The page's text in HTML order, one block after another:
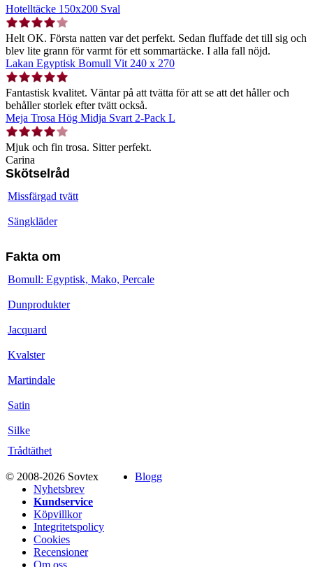
Hotelltäcke 150x200 Sval
Helt OK. Första natten var det perfekt. Sedan fluffade det till sig och
blev lite grann för varmt för ett sommartäcke. I alla fall nöjd.
Lakan Egyptisk Bomull Vit 240 x 270
Fantastisk kvalitet. Väntar på att tvätta för att se att det håller och
behåller storlek efter tvätt också.
Meja Trosa Hög Midja Svart 2-Pack L
Mjuk och fin trosa. Sitter perfekt.
Carina
Skötselråd
Missfärgad tvätt
Sängkläder
Fakta om
Bomull: Egyptisk, Mako, Percale
Dunprodukter
Jacquard
Kvalster
Martindale
Satin
Silke
Trådtäthet
© 2008-2026 Sovtex
Blogg
Nyhetsbrev
Kundservice
Köpvillkor
Integritetspolicy
Cookies
Recensioner
Om oss